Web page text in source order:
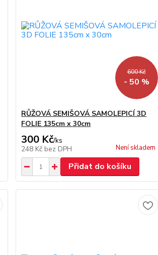
600 Kč
- 50 %
RŮŽOVÁ SEMIŠOVÁ SAMOLEPICÍ 3D
FOLIE 135cm x 30cm
300 Kč/ks
248 Kč bez DPH Není skladem
Přidat do košíku